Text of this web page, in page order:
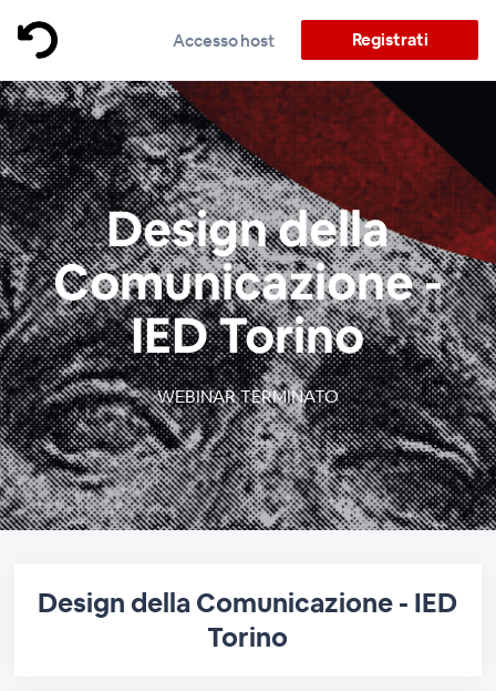
Accesso host Registrati
Design della
Comunicazione -
IED Torino
WEBINAR TERMINATO
Design della Comunicazione - IED
Torino